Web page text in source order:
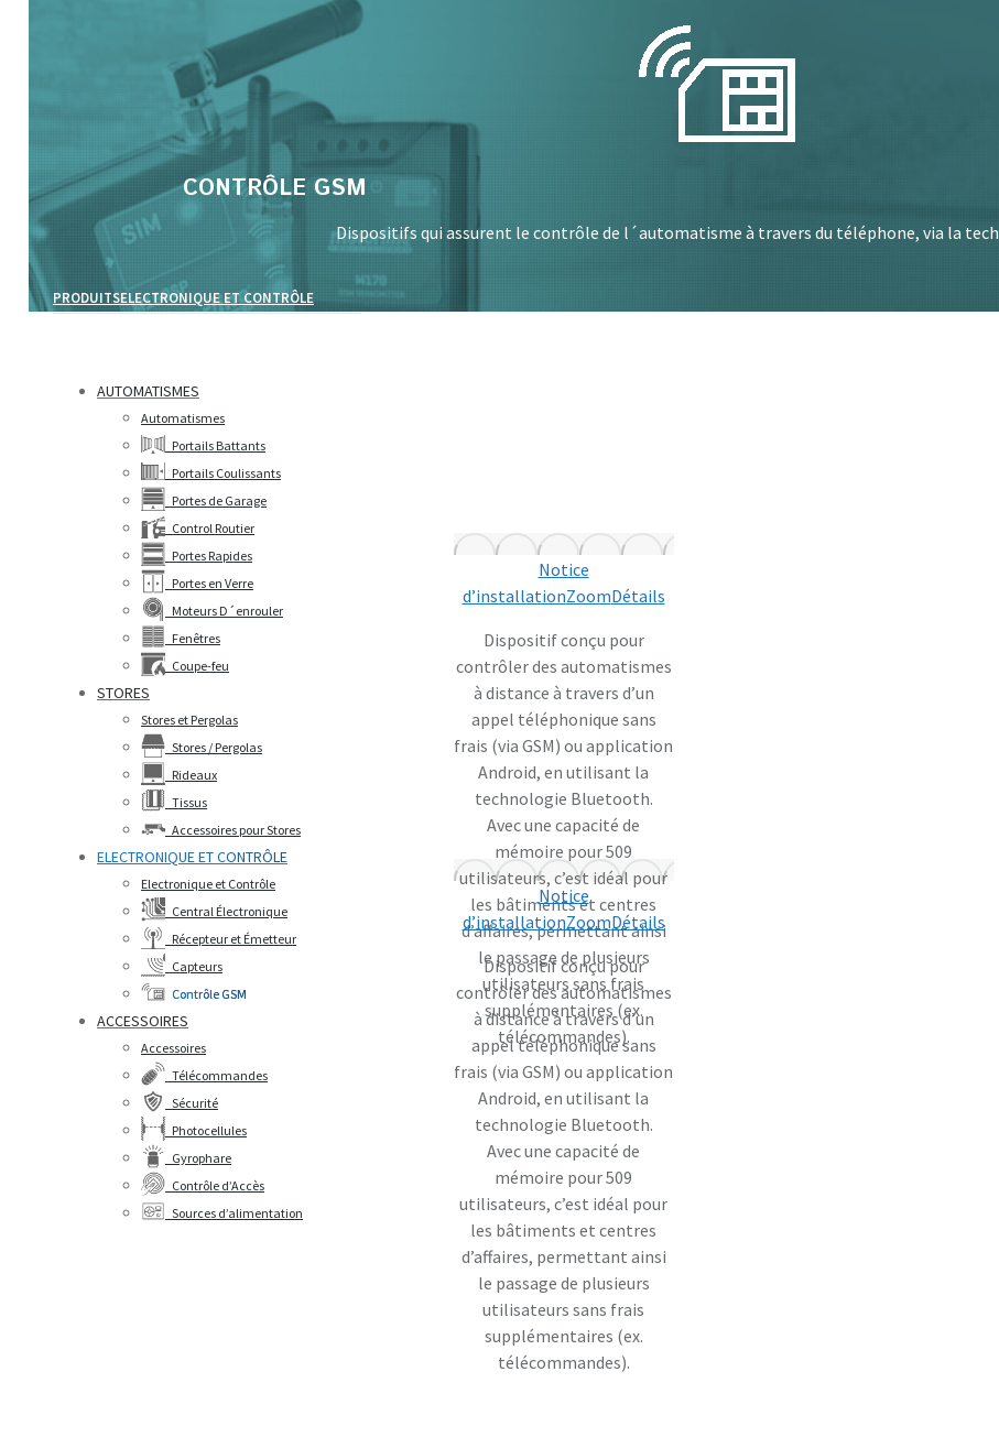
CONTRÔLE GSM
Dispositifs qui assurent le contrôle de l´automatisme à travers du téléphone, via la
PRODUITSELECTRONIQUE ET CONTRÔLE
AUTOMATISMES
Automatismes
Portails Battants
Portails Coulissants
Portes de Garage
Control Routier
Portes Rapides
Portes en Verre
Moteurs D´enrouler
Fenêtres
Coupe-feu
STORES
Stores et Pergolas
Stores / Pergolas
Rideaux
Tissus
Accessoires pour Stores
ELECTRONIQUE ET CONTRÔLE
Electronique et Contrôle
Central Électronique
Récepteur et Émetteur
Capteurs
Contrôle GSM
ACCESSOIRES
Accessoires
Télécommandes
Sécurité
Photocellules
Gyrophare
Contrôle d’Accès
Sources d’alimentation
Notice
d’installationZoomDétails
Dispositif conçu pour
contrôler des automatismes
à distance à travers d’un
appel téléphonique sans
frais (via GSM) ou application
Android, en utilisant la
technologie Bluetooth.
Avec une capacité de
mémoire pour 509
utilisateurs, c’est idéal pour
les bâtiments et centres
d’affaires, permettant ainsi
le passage de plusieurs
utilisateurs sans frais
supplémentaires (ex.
télécommandes).
Notice
d’installationZoomDétails
Dispositif conçu pour
contrôler des automatismes
à distance à travers d’un
appel téléphonique sans
frais (via GSM) ou application
Android, en utilisant la
technologie Bluetooth.
Avec une capacité de
mémoire pour 509
utilisateurs, c’est idéal pour
les bâtiments et centres
d’affaires, permettant ainsi
le passage de plusieurs
utilisateurs sans frais
supplémentaires (ex.
télécommandes).